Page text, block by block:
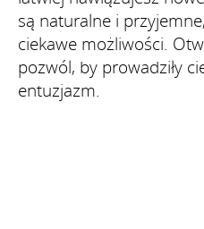
są naturalne i
ciekawe możliwości.
pozwól, by prowadziły
entuzjazm.